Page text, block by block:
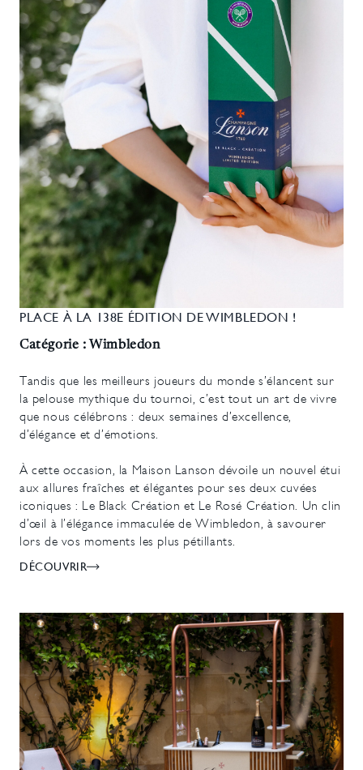
PLACE À LA 138E ÉDITION DE WIMBLEDON !
Catégorie : Wimbledon
Tandis que les meilleurs joueurs du monde s’élancent sur
la pelouse mythique du tournoi, c’est tout un art de vivre
que nous célébrons : deux semaines d’excellence,
d’élégance et d’émotions.
À cette occasion, la Maison Lanson dévoile un nouvel étui
aux allures fraîches et élégantes pour ses deux cuvées
iconiques : Le Black Création et Le Rosé Création. Un clin
d’œil à l’élégance immaculée de Wimbledon, à savourer
lors de vos moments les plus pétillants.
DÉCOUVRIR